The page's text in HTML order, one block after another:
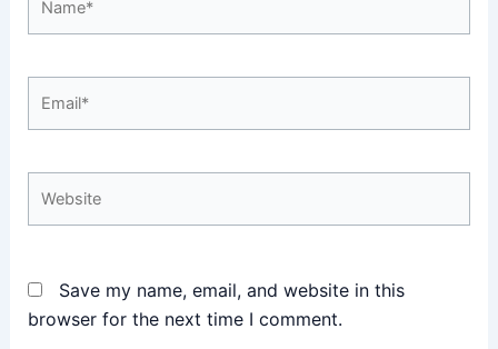
Save my name, email, and website in this
browser for the next time I comment.